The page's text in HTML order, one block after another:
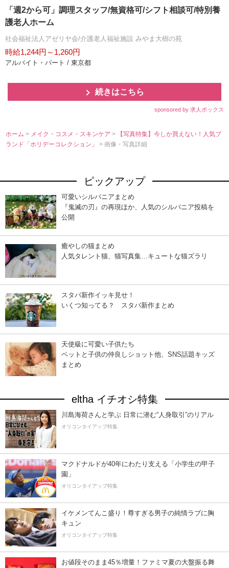
「週2から可」調理スタッフ/無資格可/シフト相談可/特別養
護老人ホーム
社会福祉法人アゼリヤ会/介護老人福祉施設 みやま大樹の苑
時給1,244円～1,260円
アルバイト・パート / 東京都
続きはこちら
sponsored by 求人ボックス
ホーム > メイク・コスメ・スキンケア>
【写真特集】今しか買えない！人気ブ
ランド「ホリデーコレクション」> 画像・写真詳細
ピックアップ
可愛いシルバニアまとめ
『鬼滅の刃』の再現ほか、人気のシルバニア投稿を
公開
癒やしの猫まとめ
人気タレント猫、猫写真集…キュートな猫ズラリ
スタバ新作イッキ見せ！
いくつ知ってる？ スタバ新作まとめ
天使級に可愛い子供たち
ペットと子供の仲良しショット他、SNS話題キッズ
まとめ
eltha イチオシ特集
川島海荷さんと学ぶ 日常に潜む“人身取引”のリアル
オリコンタイアップ特集
マクドナルドが40年にわたり支える「小学生の甲子
園」
オリコンタイアップ特集
イケメンてんこ盛り！尊すぎる男子の純情ラブに胸
キュン
オリコンタイアップ特集
お値段そのまま45％増量！ファミマ夏の大盤振る舞